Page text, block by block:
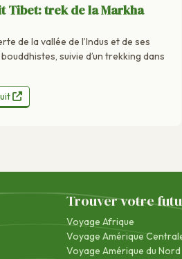
Tibet: trek de la Markha
de la vallée de l’Indus et de ses
suivie d’un trekking dans
Trouver votre
Voyage Afrique
Voyage Amérique
Voyage Amérique du Nord